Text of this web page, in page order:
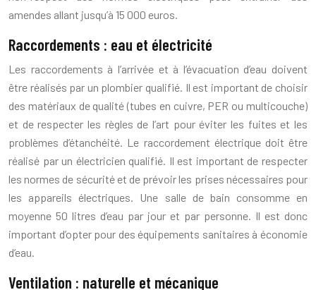
amendes allant jusqu’à 15 000 euros.
Raccordements : eau et électricité
Les raccordements à l’arrivée et à l’évacuation d’eau doivent
être réalisés par un plombier qualifié. Il est important de choisir
des matériaux de qualité (tubes en cuivre, PER ou multicouche)
et de respecter les règles de l’art pour éviter les fuites et les
problèmes d’étanchéité. Le raccordement électrique doit être
réalisé par un électricien qualifié. Il est important de respecter
les normes de sécurité et de prévoir les prises nécessaires pour
les appareils électriques. Une salle de bain consomme en
moyenne 50 litres d’eau par jour et par personne. Il est donc
important d’opter pour des équipements sanitaires à économie
d’eau.
Ventilation : naturelle et mécanique